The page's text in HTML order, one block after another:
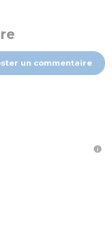
un commentaire